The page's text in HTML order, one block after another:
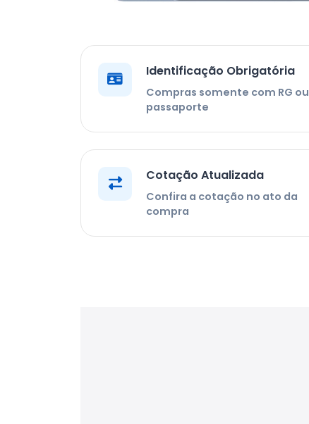
Identificação Obrigatória
Compras somente com RG ou
passaporte
Cotação Atualizada
Confira a cotação no ato da
compra